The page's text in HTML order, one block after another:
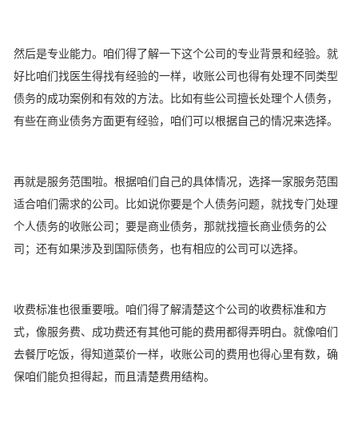
然后是专业能力。咱们得了解一下这个公司的专业背景和经验。就
好比咱们找医生得找有经验的一样，收账公司也得有处理不同类型
债务的成功案例和有效的方法。比如有些公司擅长处理个人债务，
有些在商业债务方面更有经验，咱们可以根据自己的情况来选择。
再就是服务范围啦。根据咱们自己的具体情况，选择一家服务范围
适合咱们需求的公司。比如说你要是个人债务问题，就找专门处理
个人债务的收账公司；要是商业债务，那就找擅长商业债务的公
司；还有如果涉及到国际债务，也有相应的公司可以选择。
收费标准也很重要哦。咱们得了解清楚这个公司的收费标准和方
式，像服务费、成功费还有其他可能的费用都得弄明白。就像咱们
去餐厅吃饭，得知道菜价一样，收账公司的费用也得心里有数，确
保咱们能负担得起，而且清楚费用结构。